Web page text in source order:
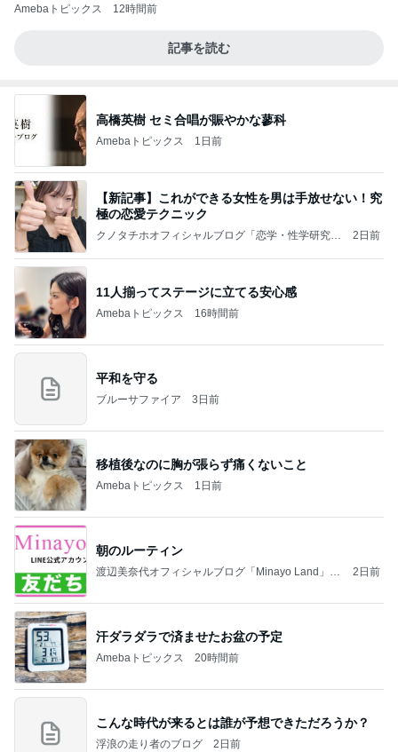
Amebaトピックス 12時間前
記事を読む
高橋英樹 セミ合唱が賑やかな蓼科
Amebaトピックス 1日前
【新記事】これができる女性を男は手放せない！究
極の恋愛テクニック
クノタチホオフィシャルブログ「恋学・性学研究
2日前
11人揃ってステージに立てる安心感
Amebaトピックス 16時間前
平和を守る
ブルーサファイア 3日前
移植後なのに胸が張らず痛くないこと
Amebaトピックス 1日前
朝のルーティン
渡辺美奈代オフィシャルブログ「Minayo Land」P
2日前
汗ダラダラで済ませたお盆の予定
Amebaトピックス 20時間前
こんな時代が来るとは誰が予想できただろうか？
浮浪の走り者のブログ 2日前